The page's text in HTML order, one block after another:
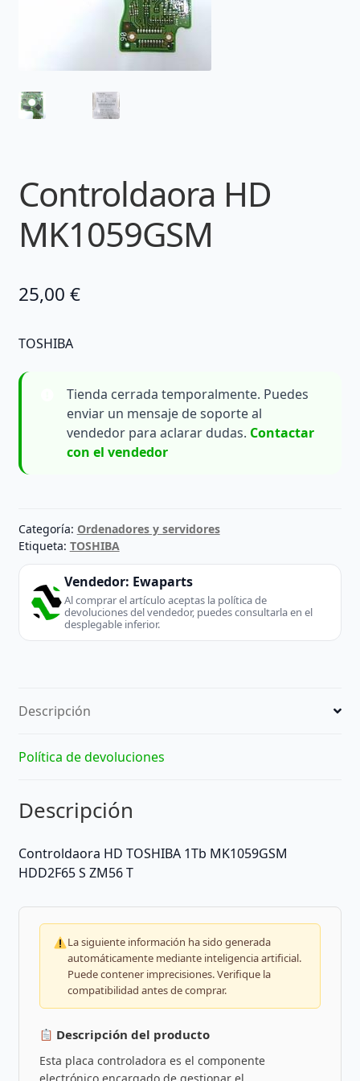
Controldaora HD
MK1059GSM
25,00 €
TOSHIBA
Tienda cerrada temporalmente. Puedes
enviar un mensaje de soporte al
vendedor para aclarar dudas. Contactar
con el vendedor
Categoría: Ordenadores y servidores
Etiqueta: TOSHIBA
Vendedor: Ewaparts
Al comprar el artículo aceptas la política de
devoluciones del vendedor, puedes consultarla en el
desplegable inferior.
Descripción
Política de devoluciones
Descripción
Controldaora HD TOSHIBA 1Tb MK1059GSM
HDD2F65 S ZM56 T
La siguiente información ha sido generada
automáticamente mediante inteligencia artificial.
Puede contener imprecisiones. Verifique la
compatibilidad antes de comprar.
Descripción del producto
Esta placa controladora es el componente